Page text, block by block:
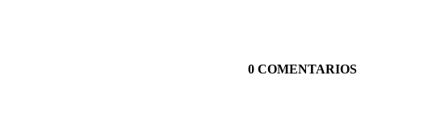
0 COMENTARIOS